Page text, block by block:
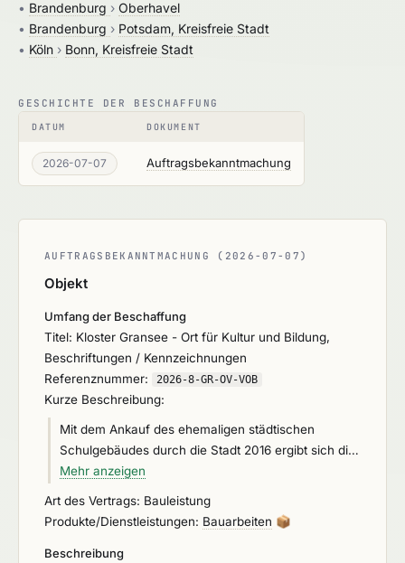
• Brandenburg › Oberhavel
• Brandenburg › Potsdam, Kreisfreie Stadt
• Köln › Bonn, Kreisfreie Stadt
GESCHICHTE DER BESCHAFFUNG
DATUM DOKUMENT
2026-07-07 Auftragsbekanntmachung
AUFTRAGSBEKANNTMACHUNG (2026-07-07)
Objekt
Umfang der Beschaffung
Titel: Kloster Gransee - Ort für Kultur und Bildung,
Beschriftungen / Kennzeichnungen
Referenznummer:
2026-8-GR-OV-VOB
Kurze Beschreibung:
Mit dem Ankauf des ehemaligen städtischen
Schulgebäudes durch die Stadt 2016 ergibt sich die
Möglichkeit den Standort des unter Denkmalschutz
Franziskanerklosters aus dem 13. Jahrhundert und
des Schulgebäudes aus dem 19. Jahrhundert zu
einem Ort für Kultur und Bildung zu entwickeln. Das
Mehr anzeigen
Art des Vertrags: Bauleistung
Produkte/Dienstleistungen: Bauarbeiten 📦
Beschreibung